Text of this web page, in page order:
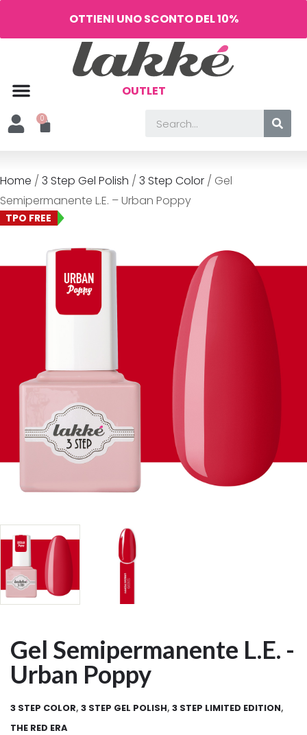
OTTIENI UNO SCONTO DEL 10%
OUTLET
Home / 3 Step Gel Polish / 3 Step Color / Gel
Semipermanente L.E. – Urban Poppy
TPO FREE
Gel Semipermanente L.E. -
Urban Poppy
3 STEP COLOR, 3 STEP GEL POLISH, 3 STEP LIMITED EDITION,
THE RED ERA